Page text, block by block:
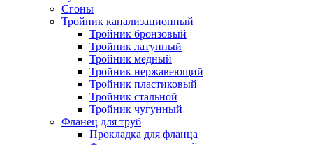
Сгоны
Тройник канализационный
Тройник бронзовый
Тройник латунный
Тройник медный
Тройник нержавеющий
Тройник пластиковый
Тройник стальной
Тройник чугунный
Фланец для труб
Прокладка для фланца